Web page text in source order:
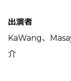
出演者
KaWang、
介